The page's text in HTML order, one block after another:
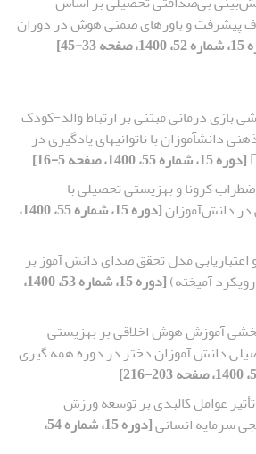
پیشرفت و باورهای ضمنی هوش در دوران
33-45]
بازی‏ درمانی مبتنی بر ارتباط والد-کودک
دانش‏آموزان با ناتوانی‏های یادگیری در
[دوره 15، شماره 55، 1400، صفحه 5-16]
کرونا و بهزیستی تحصیلی با
در دانش‌آموزان
[دوره 15، شماره 55، 1400،
اعتباریابی مدل تحقق صدای دانش ‏آموز بر
آمیخته)
[دوره 15، شماره 53، 1400،
آموزش هوش اخلاقی بر بهزیستی
دانش ‏آموزان دختر در دوره همه‏ گیری
عوامل کالبدی بر توسعه ورزش
سرمایه انسانی
[دوره 15، شماره 54،